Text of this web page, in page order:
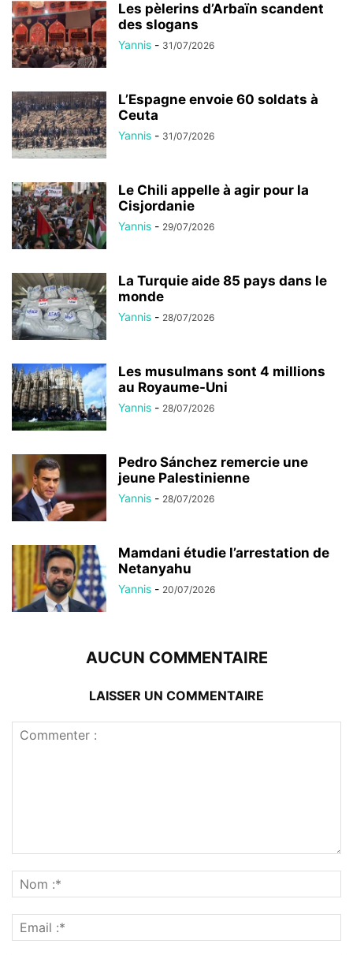
Les pèlerins d’Arbaïn scandent
des slogans
Yannis - 31/07/2026
L’Espagne envoie 60 soldats à
Ceuta
Yannis - 31/07/2026
Le Chili appelle à agir pour la
Cisjordanie
Yannis - 29/07/2026
La Turquie aide 85 pays dans le
monde
Yannis - 28/07/2026
Les musulmans sont 4 millions
au Royaume-Uni
Yannis - 28/07/2026
Pedro Sánchez remercie une
jeune Palestinienne
Yannis - 28/07/2026
Mamdani étudie l’arrestation de
Netanyahu
Yannis - 20/07/2026
AUCUN COMMENTAIRE
LAISSER UN COMMENTAIRE